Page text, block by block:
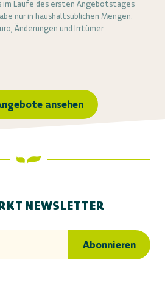
Laufe des ersten Angebotstages
nur in haushaltsüblichen Mengen.
Änderungen und Irrtümer
ansehen
NEWSLETTER
Abonnieren